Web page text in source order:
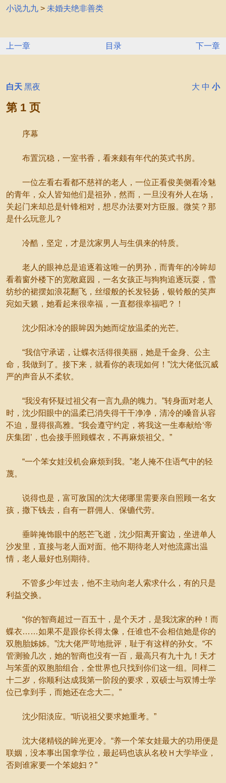
小说九九 > 未婚夫绝非善类
上一章 目录 下一章
白天 黑夜 大 中 小
第 1 页
序幕
布置沉稳，一室书香，看来颇有年代的英式书房。
一位左看右看都不慈祥的老人，一位正看俊美侧看冷魅
的青年，众人皆知他们是祖孙，然而，一旦没有外人在场，
关起门来却总是针锋相对，想尽办法要对方臣服。微笑？那
是什么玩意儿？
冷酷，坚定，才是沈家男人与生俱来的特质。
老人的眼神总是追逐着这唯一的男孙，而青年的冷眸却
看着窗外楼下的宽敞庭园，一名女孩正与狗狗追逐玩耍，雪
纺纱的裙摆如浪花翻飞，丝缎般的长发轻扬，银铃般的笑声
宛如天籁，她看起来很幸福，一直都很幸福吧？！
沈少阳冰冷的眼眸因为她而绽放温柔的光芒。
“我信守承诺，让蝶衣活得很美丽，她是千金身、公主
命，我做到了。接下来，就看你的表现如何！”沈大佬低沉威
严的声音从不柔软。
“我没有怀疑过祖父有一言九鼎的魄力。”转身面对老人
时，沈少阳眼中的温柔已消失得干干净净，清冷的嗓音从容
不迫，显得很高雅。“我会遵守约定，将我这一生奉献给‘帝
庆集团’，也会接手照顾蝶衣，不再麻烦祖父。”
“一个笨女娃没机会麻烦到我。”老人掩不住语气中的轻
蔑。
说得也是，富可敌国的沈大佬哪里需要亲自照顾一名女
孩，撒下钱去，自有一群佣人、保镳代劳。
垂眸掩饰眼中的怒芒飞逝，沈少阳离开窗边，坐进单人
沙发里，直接与老人面对面。他不期待老人对他流露出温
情，老人最好也别期待。
不管多少年过去，他不主动向老人索求什么，有的只是
利益交换。
“你的智商超过一百五十，是个天才，是我沈家的种！而
蝶衣……如果不是跟你长得太像，任谁也不会相信她是你的
双胞胎姊姊。”沈大佬严苛地批评，耻于有这样的孙女。“不
管测验几次，她的智商也没有一百，最高只有九十九！天才
与笨蛋的双胞胎组合，全世界也只找到你们这一组。同样二
十二岁，你顺利达成我第一阶段的要求，双硕士与双博士学
位已拿到手，而她还在念大二。”
沈少阳淡应。“听说祖父要求她重考。”
沈大佬精锐的眸光更冷。“养一个笨女娃最大的功用便是
联姻，没本事出国拿学位，最起码也该从名校Ｈ大学毕业，
否则谁家要一个笨媳妇？”